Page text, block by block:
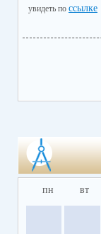
увидеть по ссылке
пн вт